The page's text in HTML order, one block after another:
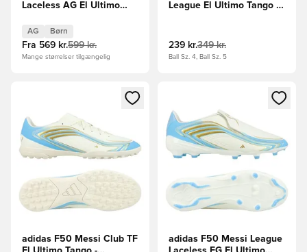
Laceless AG El Ultimo
AG Børn
Fra 569 kr.599 kr.
Mange størrelser tilgængelig
League El Ultimo Tango -
239 kr.349 kr.
Ball Sz. 4, Ball Sz. 5
Åbner en Modal til at logge ind eller tilmelde dig som
adidas F50 Messi Club TF
Åbner en Modal til at logge
adidas F50 Messi League